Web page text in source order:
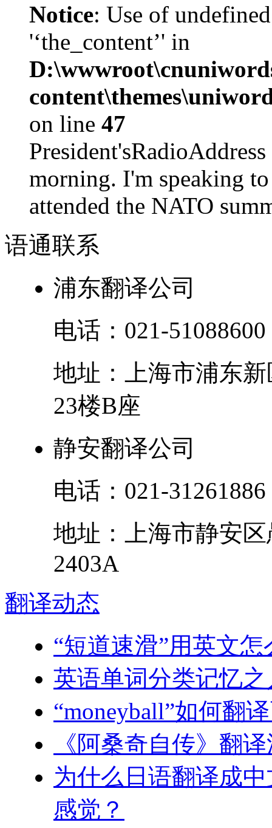
Notice: Use of
'‘the_content’' in
on line 47
morning. I'm speaking
attended the NATO
语通联系
浦东翻译公司
电话： 021-51088600
地址：
上海市浦东新
23楼B座
静安翻译公司
电话： 021-31261886
地址：
上海市静安区
2403A
翻译动态
“短道速滑”用英文怎
英语单词分类记忆
“moneyball”如何翻
《阿桑奇自传》翻
为什么日语翻译成
感觉？